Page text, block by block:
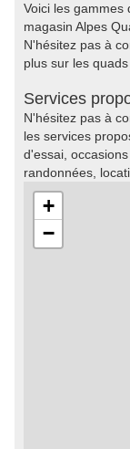
Voici les gammes
magasin Alpes
N'hésitez pas à
plus sur les
Services
N'hésitez pas à
les services
d'essai,
randonnées,
+
−